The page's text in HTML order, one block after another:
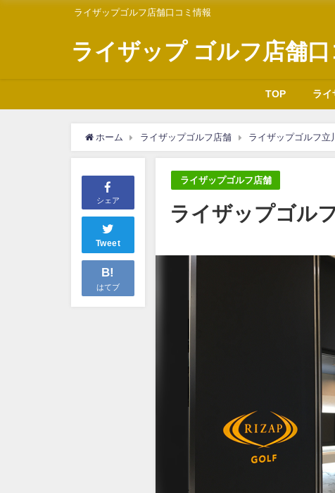
ライザップゴルフ店舗口コミ情報
ライザップ ゴルフ店舗口
TOP ライ
ホーム ライザップゴルフ店舗 ライザップゴルフ立
シェア
Tweet
B!
はてブ
ライザップゴルフ店舗
ライザップゴル